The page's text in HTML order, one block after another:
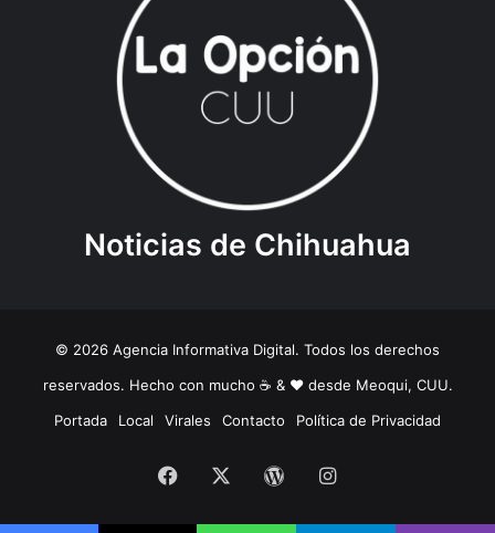
Noticias de Chihuahua
© 2026 Agencia Informativa Digital. Todos los derechos
reservados. Hecho con mucho ☕️ & ❤️ desde Meoqui, CUU.
Portada
Local Virales Contacto Política de Privacidad
Facebook WordPressInstagram